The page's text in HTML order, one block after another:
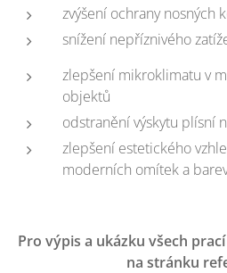
zvýšení ochrany nosných
snížení nepříznivého
zlepšení mikroklimatu v
objektů
odstranění výskytu plísní
zlepšení estetického
moderních omítek a
Pro výpis a ukázku všech
na stránku